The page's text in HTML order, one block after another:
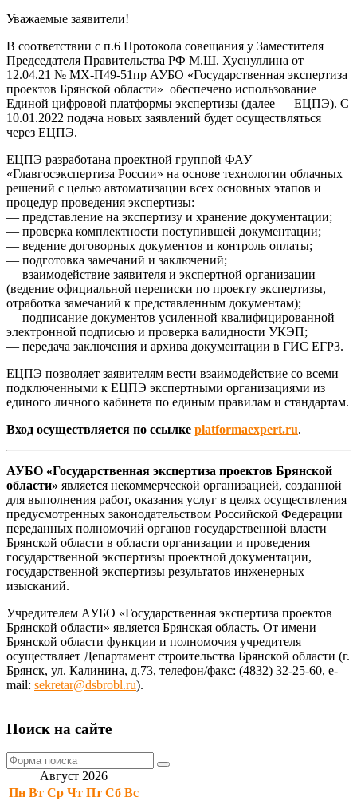
Уважаемые заявители!
В соответствии с п.6 Протокола совещания у Заместителя
Председателя Правительства РФ М.Ш. Хуснуллина от
12.04.21 № МХ-П49-51пр АУБО «Государственная экспертиза
проектов Брянской области» обеспечено использование
Единой цифровой платформы экспертизы (далее — ЕЦПЭ). С
10.01.2022 подача новых заявлений будет осуществляться
через ЕЦПЭ.
ЕЦПЭ разработана проектной группой ФАУ
«Главгосэкспертиза России» на основе технологии облачных
решений с целью автоматизации всех основных этапов и
процедур проведения экспертизы:
— представление на экспертизу и хранение документации;
— проверка комплектности поступившей документации;
— ведение договорных документов и контроль оплаты;
— подготовка замечаний и заключений;
— взаимодействие заявителя и экспертной организации
(ведение официальной переписки по проекту экспертизы,
отработка замечаний к представленным документам);
— подписание документов усиленной квалифицированной
электронной подписью и проверка валидности УКЭП;
— передача заключения и архива документации в ГИС ЕГРЗ.
ЕЦПЭ позволяет заявителям вести взаимодействие со всеми
подключенными к ЕЦПЭ экспертными организациями из
единого личного кабинета по единым правилам и стандартам.
Вход осуществляется по ссылке platformaexpert.ru.
АУБО «Государственная экспертиза проектов Брянской
области» является некоммерческой организацией, созданной
для выполнения работ, оказания услуг в целях осуществления
предусмотренных законодательством Российской Федерации
переданных полномочий органов государственной власти
Брянской области в области организации и проведения
государственной экспертизы проектной документации,
государственной экспертизы результатов инженерных
изысканий.
Учредителем АУБО «Государственная экспертиза проектов
Брянской области» является Брянская область. От имени
Брянской области функции и полномочия учредителя
осуществляет Департамент строительства Брянской области (г.
Брянск, ул. Калинина, д.73, телефон/факс: (4832) 32-25-60, е-
mail: sekretar@dsbrobl.ru).
Поиск на сайте
Поиск
Август 2026
Пн Вт Ср Чт Пт Сб Вс